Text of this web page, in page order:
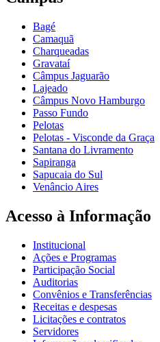
Bagé
Camaquã
Charqueadas
Gravataí
Câmpus Jaguarão
Lajeado
Câmpus Novo Hamburgo
Passo Fundo
Pelotas
Pelotas - Visconde da Graça
Santana do Livramento
Sapiranga
Sapucaia do Sul
Venâncio Aires
Acesso à Informação
Institucional
Ações e Programas
Participação Social
Auditorias
Convênios e Transferências
Receitas e despesas
Licitações e contratos
Servidores